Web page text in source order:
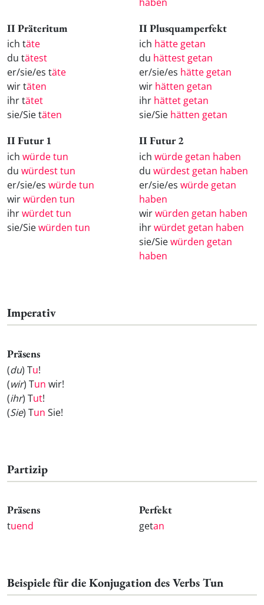
II Präteritum
ich täte
du tätest
er/sie/es täte
wir täten
ihr tätet
sie/Sie täten
II Plusquamperfekt
ich hätte getan
du hättest getan
er/sie/es hätte getan
wir hätten getan
ihr hättet getan
sie/Sie hätten getan
II Futur 1
ich würde tun
du würdest tun
er/sie/es würde tun
wirwürden tun
ihrwürdet tun
sie/Siewürden tun
II Futur 2
ich würde getan haben
du würdest getan haben
er/sie/es würde getan
haben
wirwürden getan haben
ihrwürdet getan haben
sie/Siewürden getan
haben
Imperativ
Präsens
(du) Tu!
(wir) Tun wir!
(ihr) Tut!
(Sie) Tun Sie!
Partizip
Präsens
tuend
Perfekt
getan
Beispiele für die Konjugation des Verbs Tun